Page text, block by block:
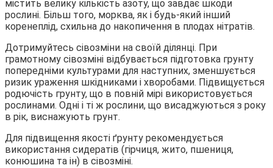
містить велику кількість азоту, що завдає шкоди
рослині. Більш того, морква, як і будь-який інший
коренеплід, схильна до накопичення в плодах нітратів.
Дотримуйтесь сівозміни на своїй ділянці. При
грамотному сівозміні відбувається підготовка грунту
попередніми культурами для наступних, зменшується
ризик ураження шкідниками і хворобами. Підвищується
родючість грунту, що в повній мірі використовується
рослинами. Одні і ті ж рослини, що висаджуються з року
в рік, виснажують грунт.
Для підвищення якості ґрунту рекомендується
використання сидератів (гірчиця, жито, пшениця,
конюшина та ін) в сівозміні.